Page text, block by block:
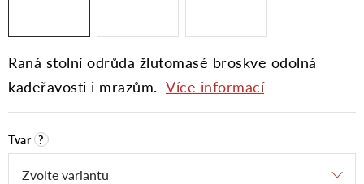
Raná stolní odrůda žlutomasé broskve odolná
kadeřavosti i mrazům. Více informací
Tvar ?